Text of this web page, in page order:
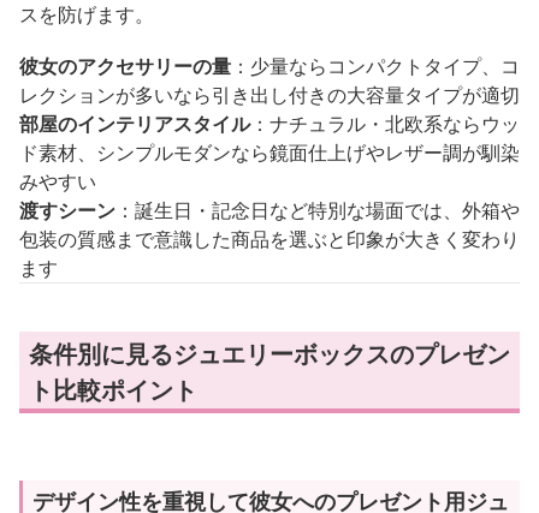
スを防げます。
彼女のアクセサリーの量 ：少量ならコンパクトタイプ、コ
レクションが多いなら引き出し付きの大容量タイプが適切
部屋のインテリアスタイル：ナチュラル・北欧系ならウッ
ド素材、シンプルモダンなら鏡面仕上げやレザー調が馴染
みやすい
渡すシーン ：誕生日・記念日など特別な場面では、外箱や
包装の質感まで意識した商品を選ぶと印象が大きく変わり
ます
条件別に見るジュエリーボックスのプレゼン
ト比較ポイント
デザイン性を重視して彼女へのプレゼント用ジュ